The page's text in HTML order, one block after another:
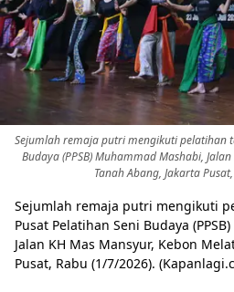
Sejumlah remaja putri mengikuti pelatihan
Budaya (PPSB) Muhammad Mashabi,
Tanah Abang, Jakarta
Sejumlah remaja putri mengikuti
Pusat Pelatihan Seni Budaya
Jalan KH Mas Mansyur, Kebon
Pusat, Rabu (1/7/2026).